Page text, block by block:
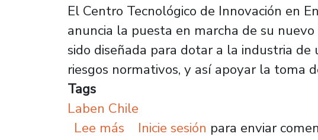
El Centro Tecnológico de Innovación en
anuncia la puesta en marcha de su
sido diseñada para dotar a la industria
riesgos normativos, y así apoyar la toma
Tags
Laben Chile
Lee más sobre Laben Chile lanza
Inicie sesión para enviar